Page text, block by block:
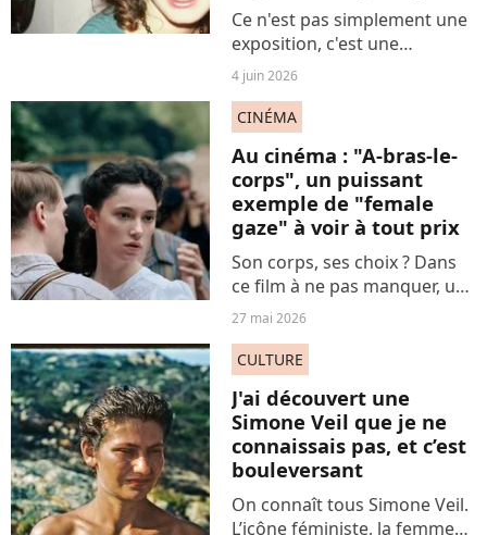
Ce n'est pas simplement une
exposition, c'est une
expérience. Le Grand Palais
nous permet de (re)découvrir
l'œuvre immense de Nan
Goldin, photographe
légendaire mais encore trop
méconnue...
4 juin 2026
CINÉMA
Au cinéma : "A-bras-le-
corps", un puissant
exemple de "female
gaze" à voir à tout prix
Son corps, ses choix ? Dans
ce film à ne pas manquer, une
jeune fille voit sa vie
lendemain, elle va devoir
faire face aux jugements
d’une société intensément...
27 mai 2026
CULTURE
J'ai découvert une
Simone Veil que je ne
connaissais pas, et c’est
bouleversant
On connaît tous Simone Veil.
L’icône féministe, la femme